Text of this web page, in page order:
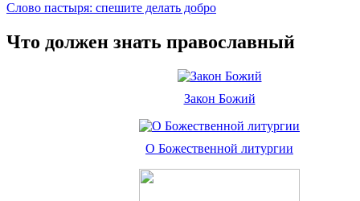
Слово пастыря: спешите делать добро
Что должен знать православный
Закон Божий
О Божественной литургии